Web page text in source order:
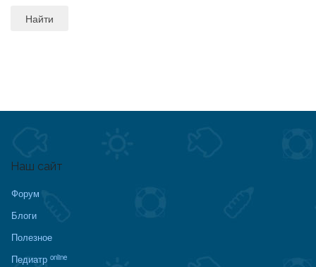
Наш сайт
Форум
Блоги
Полезное
Педиатр online